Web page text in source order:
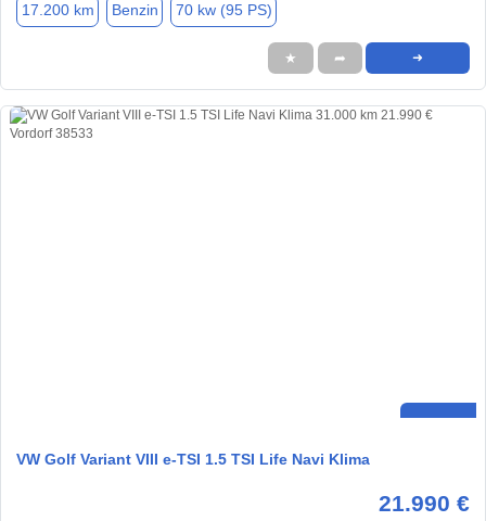
17.200 km Benzin 70 kw (95 PS)
★ ➦ ➜
VW Golf Variant VIII e-TSI 1.5 TSI Life Navi Klima
21.990 €